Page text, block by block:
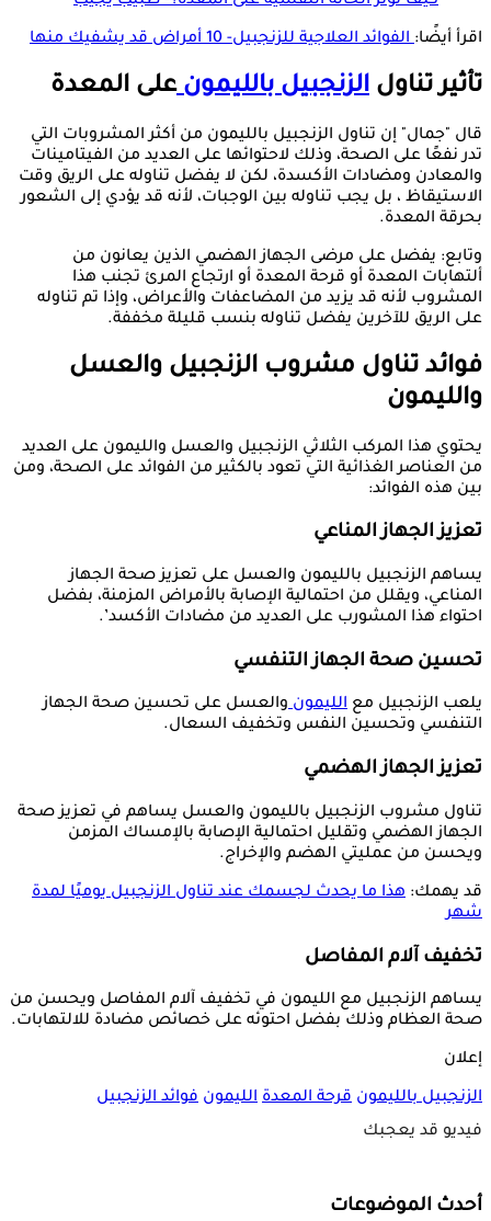
اقرأ أيضًا:الفوائد العلاجية للزنجبيل- 10 أمراض قد يشفيك منها
تأثير تناول الزنجبيل بالليمونعلى المعدة
قال "جمال" إن تناول الزنجبيل بالليمون من أكثر المشروبات التي
تدر نفعًا على الصحة، وذلك لاحتوائها على العديد من الفيتامينات
والمعادن ومضادات الأكسدة، لكن لا يفضل تناوله على الريق وقت
الاستيقاظ ، بل يجب تناوله بين الوجبات، لأنه قد يؤدي إلى الشعور
بحرقة المعدة.
وتابع: يفضل على مرضى الجهاز الهضمي الذين يعانون من
ألتهابات المعدة أو قرحة المعدة أو ارتجاع المرئ تجنب هذا
المشروب لأنه قد يزيد من المضاعفات والأعراض، وإذا تم تناوله
على الريق للآخرين يفضل تناوله بنسب قليلة مخففة.
فوائد تناول مشروب الزنجبيل والعسل
والليمون
يحتوي هذا المركب الثلاثي الزنجبيل والعسل والليمون على العديد
من العناصر الغذائية التي تعود بالكثير من الفوائد على الصحة، ومن
بين هذه الفوائد:
تعزيز الجهاز المناعي
يساهم الزنجبيل بالليمون والعسل على تعزيز صحة الجهاز
المناعي، ويقلل من احتمالية الإصابة بالأمراض المزمنة، بفضل
احتواء هذا المشورب على العديد من مضادات الأكسد’.
تحسين صحة الجهاز التنفسي
يلعب الزنجبيل مع الليمونوالعسل على تحسين صحة الجهاز
التنفسي وتحسين النفس وتخفيف السعال.
تعزيز الجهاز الهضمي
تناول مشروب الزنجبيل بالليمون والعسل يساهم في تعزيز صحة
الجهاز الهضمي وتقليل احتمالية الإصابة بالإمساك المزمن
ويحسن من عمليتي الهضم والإخراج.
قد يهمك: هذا ما يحدث لجسمك عند تناول الزنجبيل يوميًا لمدة
شهر
تخفيف آلام المفاصل
يساهم الزنجبيل مع الليمون في تخفيف آلام المفاصل ويحسن من
صحة العظام وذلك بفضل احتوئه على خصائص مضادة للالتهابات.
إعلان
الزنجبيل بالليمون قرحة المعدة الليمون فوائد الزنجبيل
فيديو قد يعجبك
أحدث الموضوعات